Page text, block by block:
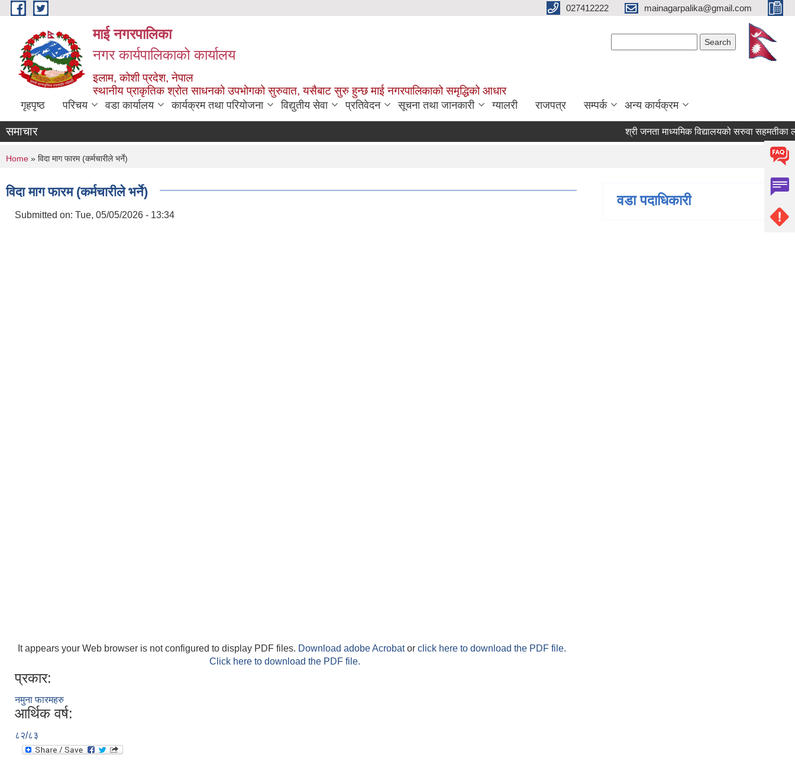
Skip to main content 027412222 mainagarpalika@gmail.com
माई नगरपालिका
नगर कार्यपालिकाको कार्यालय
इलाम, कोशी प्रदेश, नेपाल
स्थानीय प्राकृतिक श्रोत साधनको उपभोगको सुरुवात, यसैबाट सुरु हुन्छ माई नगरपालिकाको समृद्धिको आधार
गृहपृष्ठ परिचय वडा कार्यालय कार्यक्रम तथा परियोजना विद्युतीय सेवा प्रतिवेदन सूचना तथा जानकारी ग्यालरी राजपत्र सम्पर्क अन्य कार्यक्रम
समाचार श्री जनता माध्यमिक विद्यालयको सरुवा सहमतीका
You are here
Home » विदा माग फारम (कर्मचारीले भर्ने)
विदा माग फारम (कर्मचारीले भर्ने)
Submitted on: Tue, 05/05/2026 - 13:34
It appears your Web browser is not configured to display PDF files. Download adobe Acrobator click here to download the PDF file.
Click here to download the PDF file.
प्रकार:
नमुना फारमहरु
आर्थिक वर्ष:
८२/८३
वडा पदाधिकारी